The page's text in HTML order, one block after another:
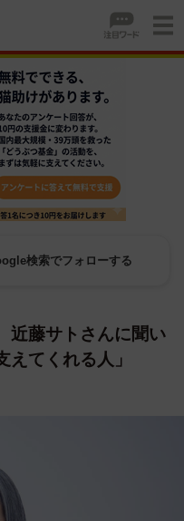
検索でフォローする
藤サトさんに聞い
てくれる人」